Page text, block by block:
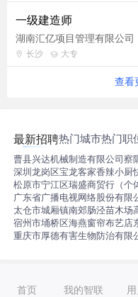
一级建造师
湖南汇亿项目管理有限公司
长沙 大专
查看
最新招聘热门城市热门职
曹县兴达机械制造有限公司察
深圳龙岗区宝龙客家香辣小厨
松原市宁江区瑞盛商贸行（个
广东省广播电视网络股份有限
太仓市城厢镇南郊肠泾苗木场
宿州市埇桥区海燕窗帘布艺店
重庆市厚德有害生物防治有限
首页 我的智联